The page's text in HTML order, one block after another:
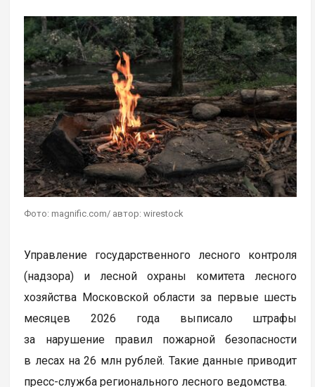
Фото: magnific.com/ автор: wirestock
Управление государственного лесного контроля
(надзора) и лесной охраны комитета лесного
хозяйства Московской области за первые шесть
месяцев 2026 года выписало штрафы
за нарушение правил пожарной безопасности
в лесах на 26 млн рублей. Такие данные приводит
пресс-служба регионального лесного ведомства.